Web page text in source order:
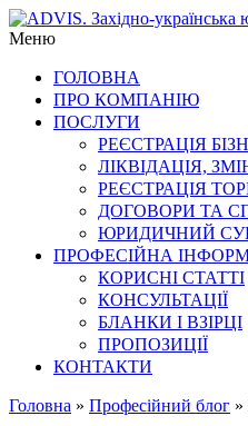
Skip
to
ADVIS.
Західно-
українська
юридична
компанія
Меню
ГОЛОВНА
ПРО КОМПАНІЮ
ПОСЛУГИ
РЕЄСТРАЦІЯ
ЛІКВІДАЦІЯ,
РЕЄСТРАЦІЯ
ДОГОВОРИ ТА
ЮРИДИЧНИЙ
ПРОФЕСІЙНА
КОРИСНІ СТАТТІ
КОНСУЛЬТАЦІЇ
БЛАНКИ І ВЗІРЦІ
ПРОПОЗИЦІЇ
КОНТАКТИ
Головна » Професійний блог »